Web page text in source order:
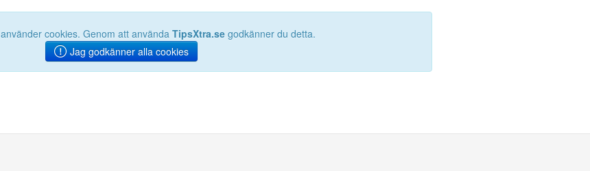
använder cookies. Genom att användaTipsXtra.se godkänner du detta.
Jag godkänner alla cookies